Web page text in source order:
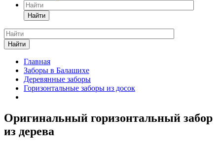
Найти
Найти
Главная
Заборы в Балашихе
Деревянные заборы
Горизонтальные заборы из досок
Оригинальный горизонтальный забор
из дерева